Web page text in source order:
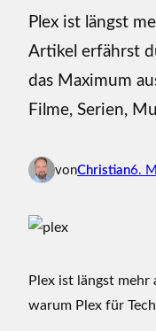
Plex ist längst
Artikel erfährst
das Maximum
Filme, Serien,
vonChristian6.
Plex ist längst
warum Plex für